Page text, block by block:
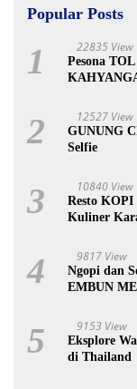
Popular Posts
1 22835 View
Pesona
2 12527 View
GUNUNG
Selfie
3 10840 View
Resto
Kuliner
4 9817 View
Ngopi dan
EMBUN
5 9153 View
Eksplore
di Thailand